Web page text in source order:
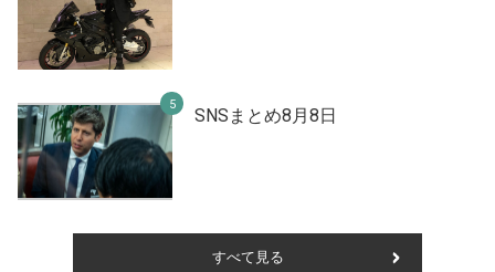
SNSまとめ8月8日
すべて見る